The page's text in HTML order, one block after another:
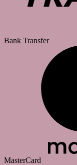
Bank Transfer
MasterCard